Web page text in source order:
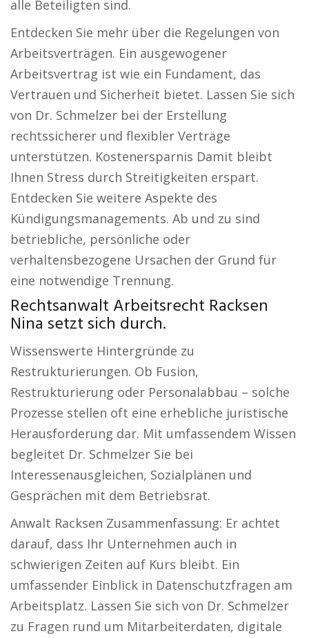
alle Beteiligten sind.
Entdecken Sie mehr über die Regelungen von
Arbeitsverträgen. Ein ausgewogener
Arbeitsvertrag ist wie ein Fundament, das
Vertrauen und Sicherheit bietet. Lassen Sie sich
von Dr. Schmelzer bei der Erstellung
rechtssicherer und flexibler Verträge
unterstützen. Kostenersparnis Damit bleibt
Ihnen Stress durch Streitigkeiten erspart.
Entdecken Sie weitere Aspekte des
Kündigungsmanagements. Ab und zu sind
betriebliche, persönliche oder
verhaltensbezogene Ursachen der Grund für
eine notwendige Trennung.
Rechtsanwalt Arbeitsrecht Racksen
Nina setzt sich durch.
Wissenswerte Hintergründe zu
Restrukturierungen. Ob Fusion,
Restrukturierung oder Personalabbau – solche
Prozesse stellen oft eine erhebliche juristische
Herausforderung dar. Mit umfassendem Wissen
begleitet Dr. Schmelzer Sie bei
Interessenausgleichen, Sozialplänen und
Gesprächen mit dem Betriebsrat.
Anwalt Racksen Zusammenfassung: Er achtet
darauf, dass Ihr Unternehmen auch in
schwierigen Zeiten auf Kurs bleibt. Ein
umfassender Einblick in Datenschutzfragen am
Arbeitsplatz. Lassen Sie sich von Dr. Schmelzer
zu Fragen rund um Mitarbeiterdaten, digitale